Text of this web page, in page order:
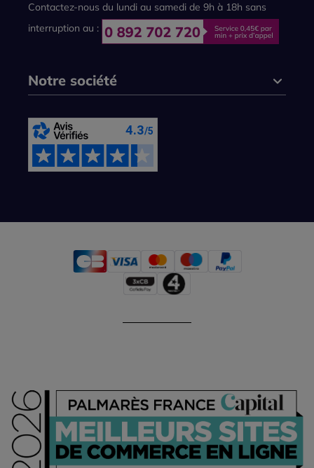
Contactez-nous du lundi au samedi de 9h à 18h sans
interruption au :
Notre société